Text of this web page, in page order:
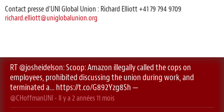
Contact presse d’UNI Global Union : Richard Elliott +41 79 794 9709
richard.elliott@uniglobalunion.org
RT @josheidelson: Scoop: Amazon illegally called the cops on
employees, prohibited discussing the union during work, and
terminated a… https://t.co/G892Yzg8Sh —
@CHoffmanUNI - Il y a 2 années 11 mois